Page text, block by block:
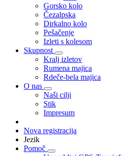
Gorsko kolo
Čezalpska
Dirkalno kolo
Pešačenje
Izleti s kolesom
Skupnost
Kralj izletov
Rumena majica
Rdeče-bela majica
O nas
Naši cilji
Stik
Impresum
Nova registracija
Jezik
Pomoč